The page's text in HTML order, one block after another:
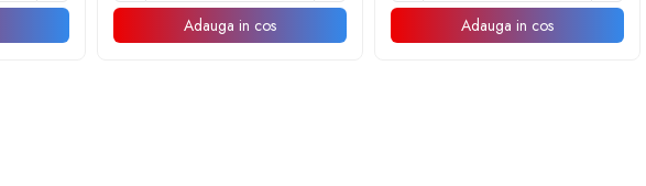
Adauga in cos Adauga in cos